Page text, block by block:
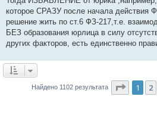
которое СРАЗУ после начала действия
решение жить по ст.6 ФЗ-217,т.е.
БЕЗ образования юрлица в силу
других факторов, есть единственно
Найдено 1102 результата 1 2